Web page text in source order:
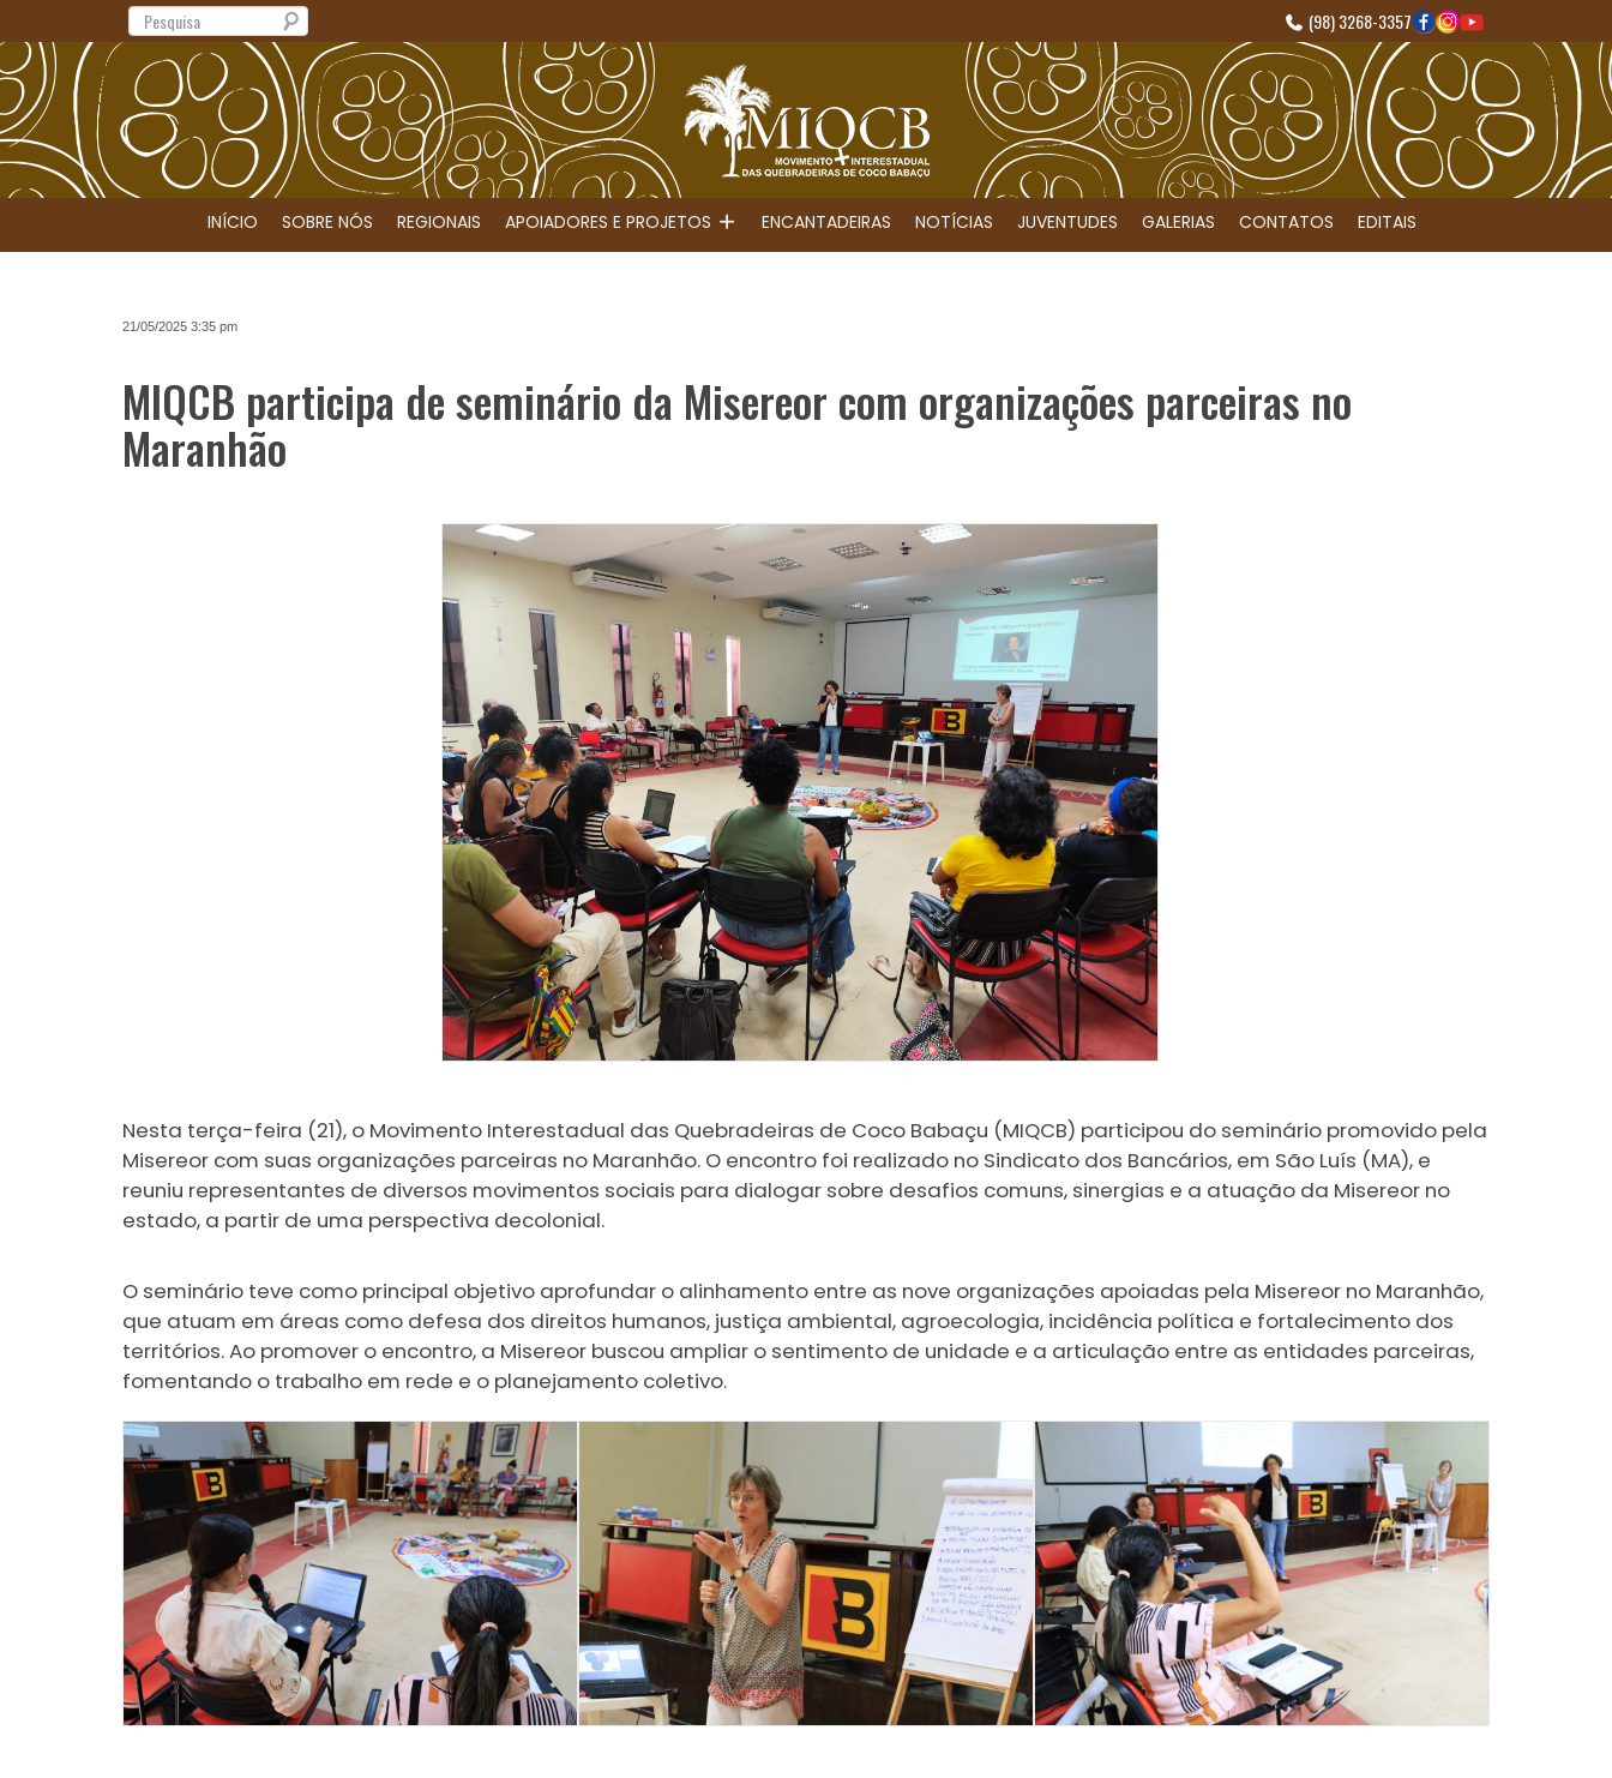
Search (98) 3268-3357
INÍCIO SOBRE NÓS REGIONAIS APOIADORES E PROJETOS ENCANTADEIRAS NOTÍCIAS JUVENTUDES GALERIAS CONTATOS EDITAIS
21/05/2025 3:35 pm
MIQCB participa de seminário da Misereor com organizações parceiras no
Maranhão
Nesta terça-feira (21), o Movimento Interestadual das Quebradeiras de Coco Babaçu (MIQCB) participou do seminário promovido pela
Misereor com suas organizações parceiras no Maranhão. O encontro foi realizado no Sindicato dos Bancários, em São Luís (MA), e
reuniu representantes de diversos movimentos sociais para dialogar sobre desafios comuns, sinergias e a atuação da Misereor no
estado, a partir de uma perspectiva decolonial.
O seminário teve como principal objetivo aprofundar o alinhamento entre as nove organizações apoiadas pela Misereor no Maranhão,
que atuam em áreas como defesa dos direitos humanos, justiça ambiental, agroecologia, incidência política e fortalecimento dos
territórios. Ao promover o encontro, a Misereor buscou ampliar o sentimento de unidade e a articulação entre as entidades parceiras,
fomentando o trabalho em rede e o planejamento coletivo.